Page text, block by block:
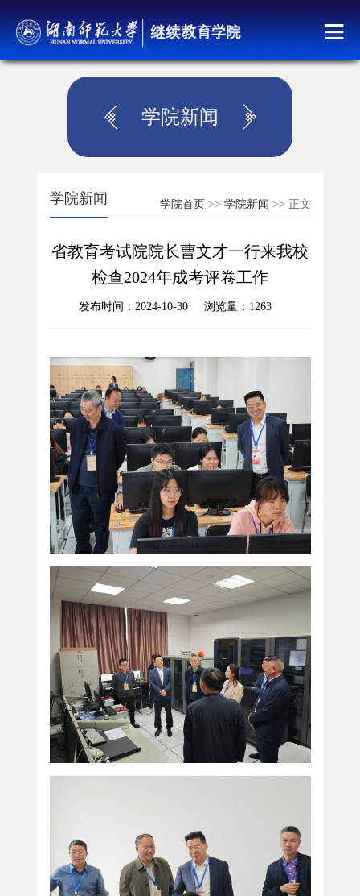
学院新闻
学院新闻 学院首页 >> 学院新闻 >> 正文
省教育考试院院长曹文才一行来我校
检查2024年成考评卷工作
发布时间：2024-10-30 浏览量： 1263